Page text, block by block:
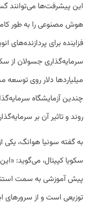
این پیشرفت‌ها می‌توانند
هوش مصنوعی را به طور
فزاینده برای پردازنده‌های
سرمایه‌گذاری جسولان از
میلیارد‌ها دلار روی
چندین آزمایشگاه
روند و تاثیر آن بر
به گفته سونیا هوانگ،
سکویا کپیتال، می‌گوید:
پیش آموزشی به سمت
توزیعی است و از سرور‌های